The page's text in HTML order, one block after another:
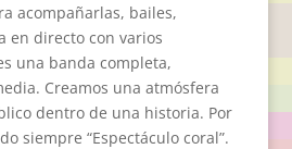
acompañarlas, bailes,
en directo con varios
una banda completa,
Creamos una atmósfera
dentro de una historia. Por
siempre “Espectáculo coral”.